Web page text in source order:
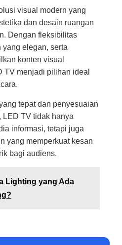
visual modern yang
dan desain ruangan
Dengan fleksibilitas
yang elegan, serta
konten visual
TV menjadi pilihan ideal
tepat dan penyesuaian
LED TV tidak hanya
informasi, tetapi juga
yang memperkuat kesan
bagi audiens.
Lighting yang Ada